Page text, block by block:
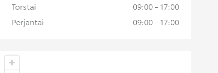
Torstai
09:00 - 17:00
Perjantai
09:00 - 17:00